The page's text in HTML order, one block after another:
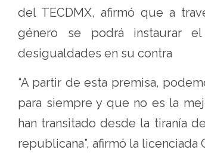
del TECDMX, afirmó que a
género se podrá instaurar
desigualdades en su contra
“A partir de esta premisa,
para siempre y que no es la
han transitado desde la tiranía
republicana”, afirmó la licenciada